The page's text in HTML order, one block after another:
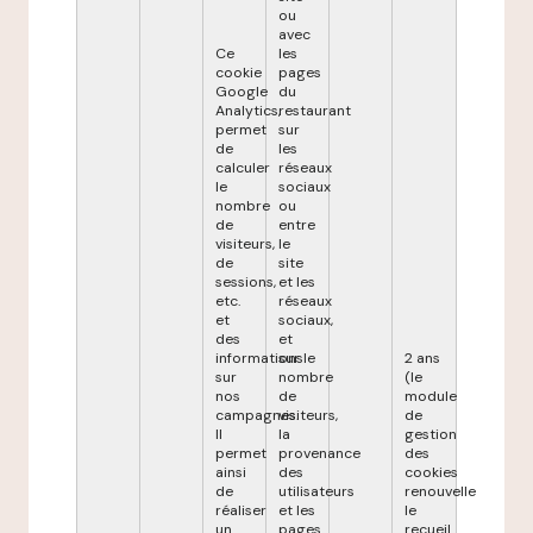
Ce
cookie
Google
Analytics,
permet
de
calculer
le
nombre
de
visiteurs,
de
sessions,
etc.
et
des
informations
sur
nos
campagnes.
Il
permet
ainsi
de
réaliser
ou
avec
les
pages
du
restaurant
sur
les
réseaux
sociaux
ou
entre
le
site
et les
réseaux
sociaux,
et
sur le
nombre
de
visiteurs,
la
provenance
des
utilisateurs
et les
2 ans
(le
module
de
gestion
des
cookies
renouvelle
le